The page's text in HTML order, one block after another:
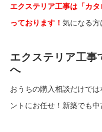
エクステリア工事は「カ
っております！ 気になる方
エクステリア工事
へ
おうちの購入相談だけで
ントにお任せ！新築でも